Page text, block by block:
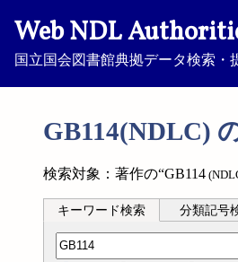
Web NDL
国立国会図書館典拠データ検索・
GB114(NDLC)
検索対象：著作の“GB114
キーワード検索 分類記号
分類記号検索